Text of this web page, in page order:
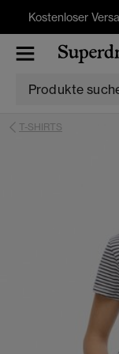
Kostenloser
T-SHIRTS